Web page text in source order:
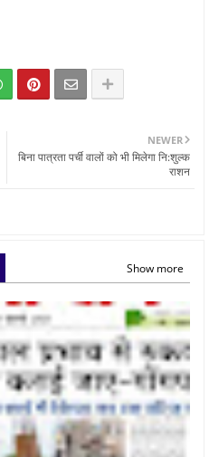
NEWER
बिना पात्रता पर्ची वालों को भी मिलेगा नि:शुल्क
राशन
Show more